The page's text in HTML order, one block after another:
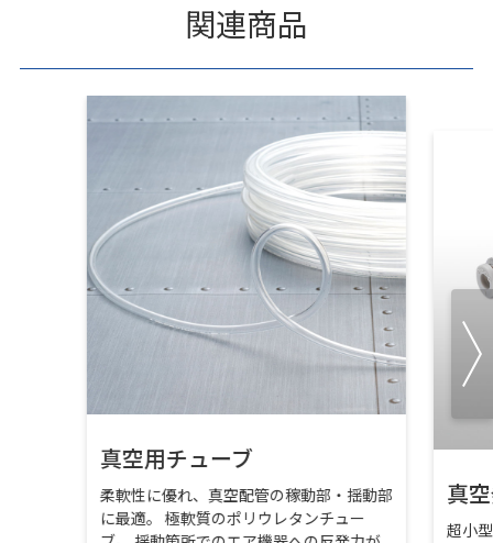
関連商品
真空用チューブ
柔軟性に優れ、真空配管の稼動部・揺動部
に最適。 極軟質のポリウレタンチュー
真
超小